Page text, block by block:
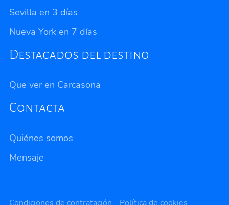
Sevilla en 3 días
Nueva York en 7 días
Destacados del destino
Que ver en Carcasona
Contacta
Quiénes somos
Mensaje